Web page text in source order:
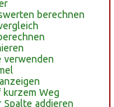
berechnen
verwenden
kurzem Weg
Spalte addieren